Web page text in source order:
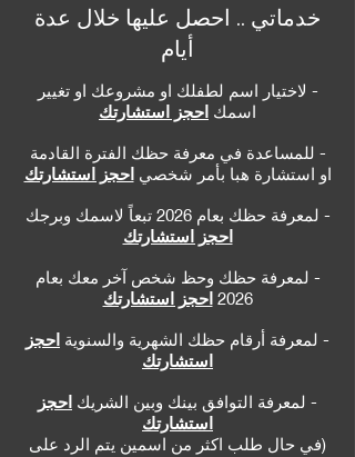
خدماتي .. احصل عليها خلال عدة
أيام
- لاختيار اسم لطفلك او مشروعك او تغيير
اسمك احجز استشارتك
- للمساعدة في معرفة حظك الفترة القادمة
او استشارة هبا بأمر شخصياحجز استشارتك
- لمعرفة حظك بعام 2026 تبعاً لاسمك وبرجك
احجز استشارتك
- لمعرفة حظك وحظ شخص آخر معك بعام
2026 احجز استشارتك
- لمعرفة أرقام حظك الشهرية والسنوية احجز
استشارتك
- لمعرفة التوافق بينك وبين الشريك احجز
استشارتك
(في حال طلب اكثر من اسمين يتم الرد على